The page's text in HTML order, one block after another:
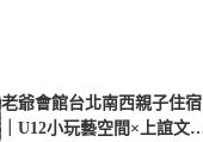
老爺會館台北南西親子住宿
｜U12小玩藝空間×上誼文